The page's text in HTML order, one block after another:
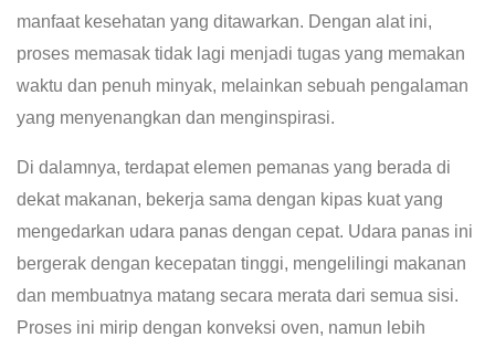
manfaat kesehatan yang ditawarkan. Dengan alat ini,
proses memasak tidak lagi menjadi tugas yang memakan
waktu dan penuh minyak, melainkan sebuah pengalaman
yang menyenangkan dan menginspirasi.
Di dalamnya, terdapat elemen pemanas yang berada di
dekat makanan, bekerja sama dengan kipas kuat yang
mengedarkan udara panas dengan cepat. Udara panas ini
bergerak dengan kecepatan tinggi, mengelilingi makanan
dan membuatnya matang secara merata dari semua sisi.
Proses ini mirip dengan konveksi oven, namun lebih